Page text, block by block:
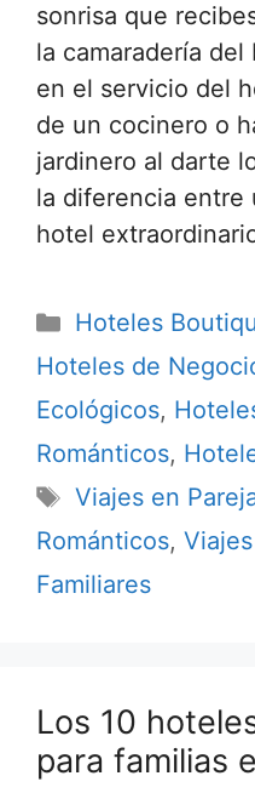
sonrisa que
la camaradería
en el servicio del
de un cocinero o
jardinero al darte
la diferencia entre
hotel
Categorías
Hoteles
Hoteles de
Ecológicos,
Románticos,
Etiquetas
Viajes en
Románticos,
Familiares
Los 10
para familias